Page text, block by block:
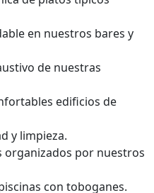
en nuestros bares y
de nuestras
edificios de
y limpieza.
organizados por nuestros
con toboganes.